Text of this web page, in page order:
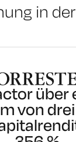
Sie
für
in
über
von